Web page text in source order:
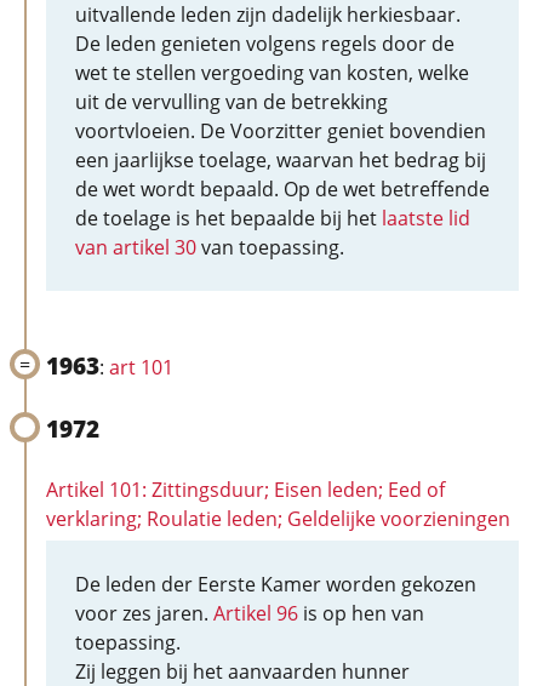
uitvallende leden zijn dadelijk herkiesbaar.
De leden genieten volgens regels door de
wet te stellen vergoeding van kosten, welke
uit de vervulling van de betrekking
voortvloeien. De Voorzitter geniet bovendien
een jaarlijkse toelage, waarvan het bedrag bij
de wet wordt bepaald. Op de wet betreffende
de toelage is het bepaalde bij het laatste lid
van artikel 30van toepassing.
1963: art 101
1972
Artikel 101: Zittingsduur; Eisen leden; Eed of
verklaring; Roulatie leden; Geldelijke voorzieningen
De leden der Eerste Kamer worden gekozen
voor zes jaren. Artikel 96 is op hen van
toepassing.
Zij leggen bij het aanvaarden hunner